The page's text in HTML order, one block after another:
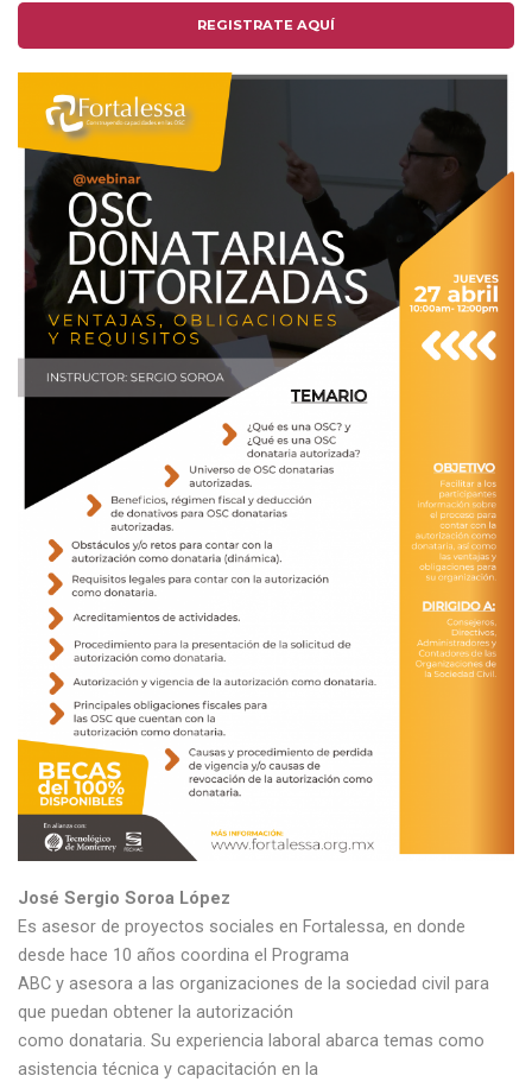
REGISTRATE AQUÍ
José Sergio Soroa López
Es asesor de proyectos sociales en Fortalessa, en donde
desde hace 10 años coordina el Programa
ABC y asesora a las organizaciones de la sociedad civil para
que puedan obtener la autorización
como donataria. Su experiencia laboral abarca temas como
asistencia técnica y capacitación en la